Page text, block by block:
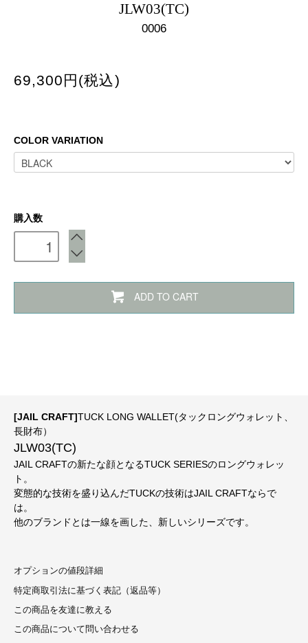
JLW03(TC)
0006
69,300円(税込)
COLOR VARIATION
購入数
ADD TO CART
[JAIL CRAFT]TUCK LONG WALLET(タックロングウォレット、
長財布）
JLW03(TC)
JAIL CRAFTの新たな顔となるTUCK SERIESのロングウォレッ
ト。
変態的な技術を盛り込んだTUCKの技術はJAIL CRAFTならで
は。
他のブランドとは一線を画した、新しいシリーズです。
オプションの値段詳細
特定商取引法に基づく表記（返品等）
この商品を友達に教える
この商品について問い合わせる